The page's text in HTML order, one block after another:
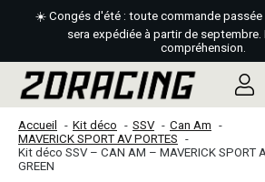
☀️ Congés d'été : toute commande passée
sera expédiée à partir de
compréhension.
Accueil Kit déco SSV
Can Am
MAVERICK SPORT AV PORTES
Kit déco SSV – CAN AM – MAVERICK SPORT
GREEN